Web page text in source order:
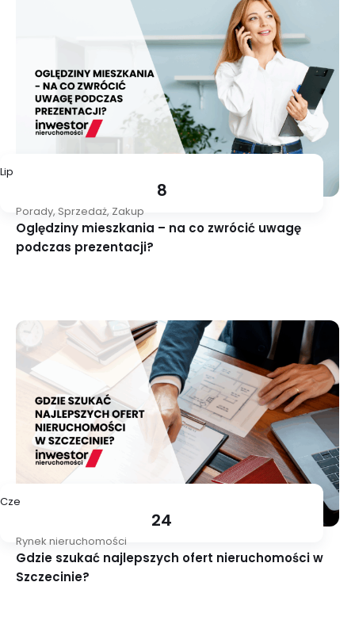
Lip
8
Porady, Sprzedaż, Zakup
Oględziny mieszkania – na co zwrócić uwagę
podczas prezentacji?
Cze
24
Rynek nieruchomości
Gdzie szukać najlepszych ofert nieruchomości w
Szczecinie?